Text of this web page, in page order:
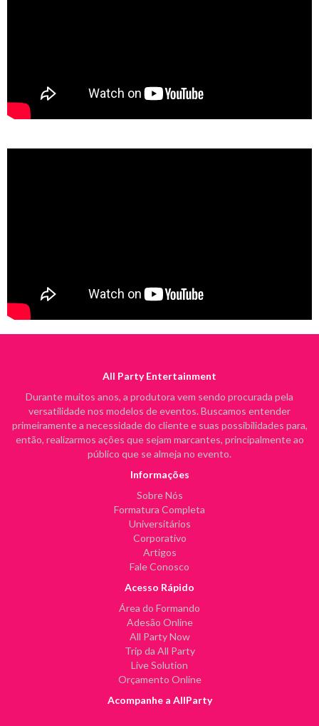
All Party Entertainment
Durante muitos anos, a produtora vem sendo procurada pela
versatilidade nos modelos de eventos. Buscamos entender
primeiramente a necessidade do cliente e suas possibilidades para,
então, realizarmos ações que sejam marcantes, principalmente ao
público que se almeja no evento.
Informações
Sobre Nós
Formatura Completa
Universitários
Corporativo
Artigos
Fale Conosco
Acesso Rápido
Área do Formando
Adesão Online
All Party Now
Trip da All Party
Live Solution
Orçamento Online
Acompanhe a AllParty